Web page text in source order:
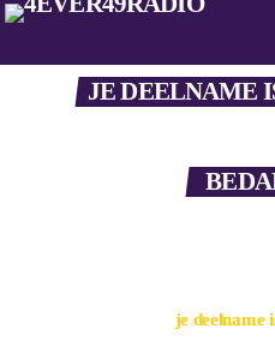
JE DEELNAME
je deelname